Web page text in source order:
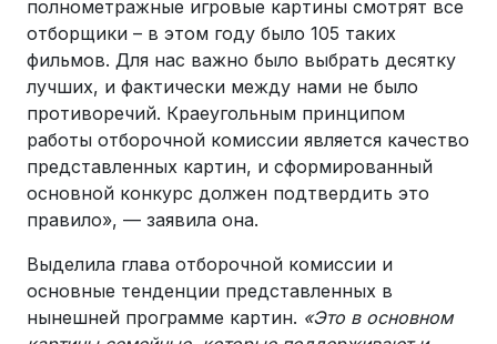
полнометражные игровые картины смотрят все
отборщики – в этом году было 105 таких
фильмов. Для нас важно было выбрать десятку
лучших, и фактически между нами не было
противоречий. Краеугольным принципом
работы отборочной комиссии является качество
представленных картин, и сформированный
основной конкурс должен подтвердить это
правило», — заявила она.
Выделила глава отборочной комиссии и
основные тенденции представленных в
нынешней программе картин. «Это в основном